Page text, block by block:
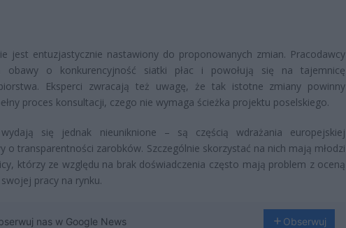
jest entuzjastycznie nastawiony do proponowanych zmian. Pracodawcy
obawy o konkurencyjność siatki płac i powołują się na tajemnicę
Eksperci zwracają też uwagę, że tak istotne zmiany powinny
proces konsultacji, czego nie wymaga ścieżka projektu poselskiego.
się jednak nieuniknione – są częścią wdrażania europejskiej
o transparentności zarobków. Szczególnie skorzystać na nich mają młodzi
którzy ze względu na brak doświadczenia często mają problem z oceną
pracy na rynku.
nas w Google News Obserwuj